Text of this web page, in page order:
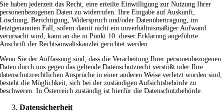
Sie haben jederzeit das Recht, eine erteilte Einwilligung zur Nutzung Ihrer
personenbezogenen Daten zu widerrufen. Ihre Eingabe auf Auskunft,
Löschung, Berichtigung, Widerspruch und/oder Datenübertragung, im
letztgenannten Fall, sofern damit nicht ein unverhältnismäßiger Aufwand
verursacht wird, kann an die in Punkt 10. dieser Erklärung angeführte
Anschrift der Rechtsanwaltskanzlei gerichtet werden.
Wenn Sie der Auffassung sind, dass die Verarbeitung Ihrer personenbezogenen
Daten durch uns gegen das geltende Datenschutzrecht verstößt oder Ihre
datenschutzrechtlichen Ansprüche in einer anderen Weise verletzt worden sind,
besteht die Möglichkeit, sich bei der zuständigen Aufsichtsbehörde zu
beschweren. In Österreich zuständig ist hierfür die Datenschutzbehörde.
Datensicherheit